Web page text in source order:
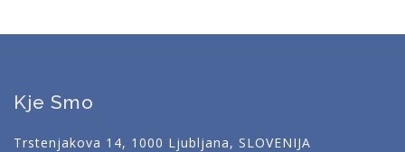
Kje Smo
Trstenjakova 14, 1000 Ljubljana, SLOVENIJA